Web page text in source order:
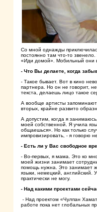
Со мной однажды
постоянно там что-то
«Иди домой». Мобильный они
- Что Вы делаете, когда
- Такое бывает. Вот в кино
партнера. Но он не говорит,
текста, делаешь лицо такое
А вообще артисты запоминают
вторых, крайне развито
А допустим, когда я
моей собственной. Я учила
общаешься». Но как только
импровизировать, - я говорю
- Есть ли у Вас свободное
- Во-первых, я мама. Это ко
моей жизни занимает
помощь нужна. Это занимает
языки, немецкий, английский.
практически не могу.
- Над какими проектами
- Над проектом «Чулпан
работе пока нет глобальных